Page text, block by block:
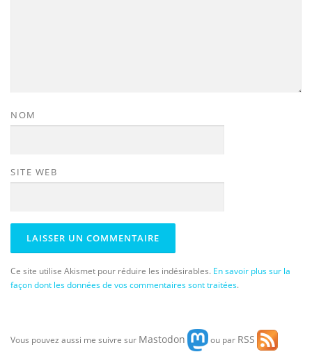
NOM
SITE WEB
Ce site utilise Akismet pour réduire les indésirables. En savoir plus sur la
façon dont les données de vos commentaires sont traitées.
Vous pouvez aussi me suivre sur Mastodon ou par RSS